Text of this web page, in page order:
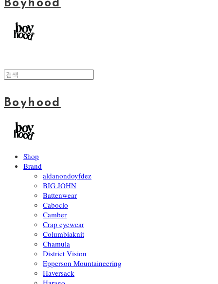
Boyhood
Boyhood
Shop
Brand
aldanondoyfdez
BIG JOHN
Battenwear
Caboclo
Camber
Crap eyewear
Columbiaknit
Chamula
District Vision
Epperson Mountaineering
Haversack